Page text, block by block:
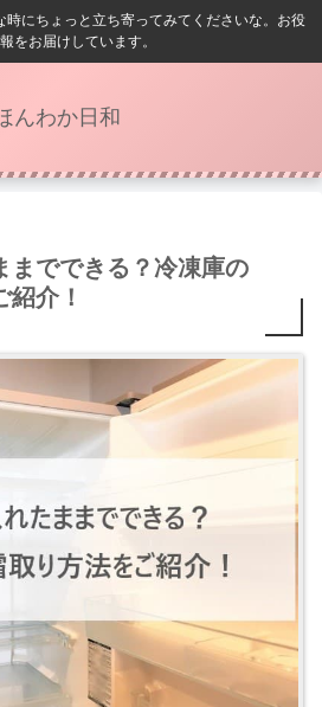
時にちょっと立ち寄ってみてくださいな。お役
をお届けしています。
んわか日和
までできる？冷凍庫の
介！